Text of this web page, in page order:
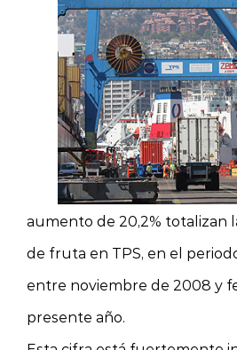
aumento de 20,2% totalizan
de fruta en TPS, en el
entre noviembre de 2008 y
presente año.